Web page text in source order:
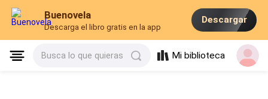
Buenovela
Descarga el libro gratis en la app
Descargar
Busca lo que quieras Mi biblioteca